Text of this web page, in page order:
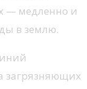
— медленно и
в землю.
загрязняющих